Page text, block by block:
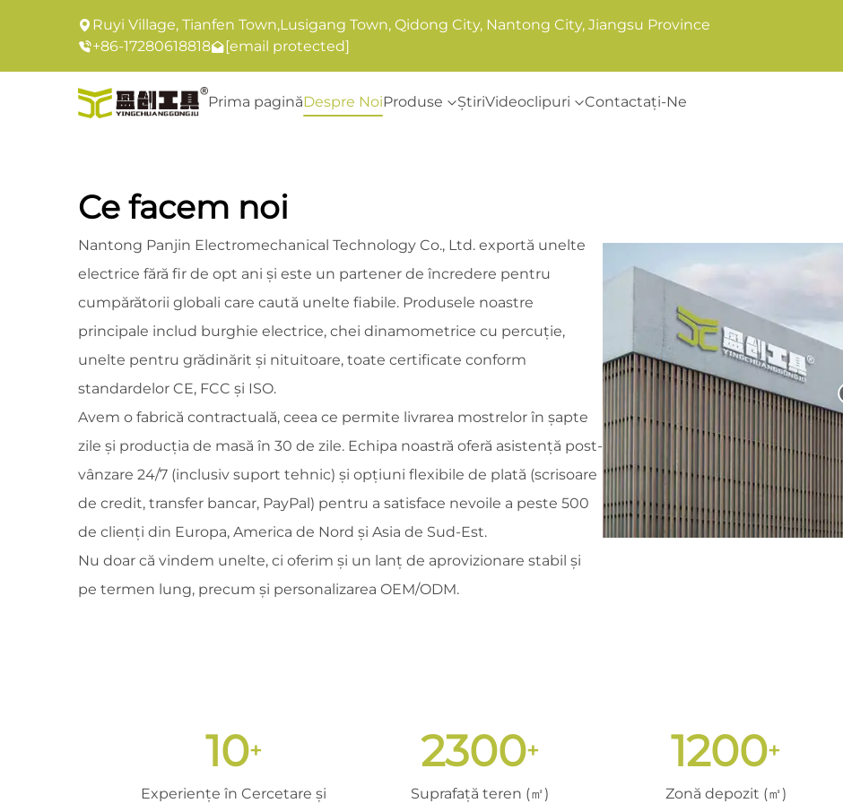
Ruyi Village, Tianfen Town,Lusigang Town, Qidong City, Nantong City, Jiangsu Province
+86-17280618818
[email protected]
Prima paginăDespre NoiProduse ȘtiriVideoclipuri Contactați-Ne
Ce facem noi
Nantong Panjin Electromechanical Technology Co., Ltd. exportă unelte
electrice fără fir de opt ani și este un partener de încredere pentru
cumpărătorii globali care caută unelte fiabile. Produsele noastre
principale includ burghie electrice, chei dinamometrice cu percuție,
unelte pentru grădinărit și nituitoare, toate certificate conform
standardelor CE, FCC și ISO.
Avem o fabrică contractuală, ceea ce permite livrarea mostrelor în șapte
zile și producția de masă în 30 de zile. Echipa noastră oferă asistență post-
vânzare 24/7 (inclusiv suport tehnic) și opțiuni flexibile de plată (scrisoare
de credit, transfer bancar, PayPal) pentru a satisface nevoile a peste 500
de clienți din Europa, America de Nord și Asia de Sud-Est.
Nu doar că vindem unelte, ci oferim și un lanț de aprovizionare stabil și
pe termen lung, precum și personalizarea OEM/ODM.
10+
Experiențe în Cercetare și
2300+
Suprafață teren (㎡)
1200+
Zonă depozit (㎡)